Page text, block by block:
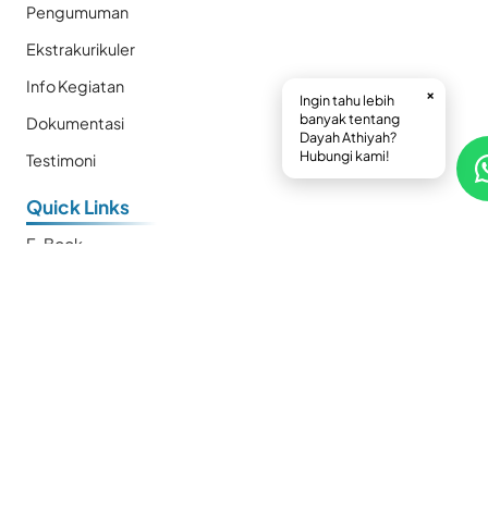
Pengumuman
Ekstrakurikuler
Info Kegiatan
Dokumentasi
Testimoni
Quick Links
E-Book
Ingin tahu lebih
banyak tentang
Dayah Athiyah?
Hubungi kami!
×